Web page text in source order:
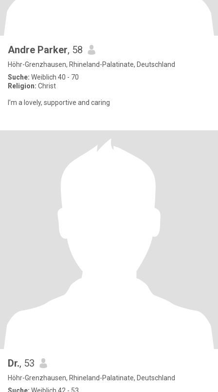
Andre Parker, 58
Höhr-Grenzhausen, Rhineland-Palatinate, Deutschland
Suche: Weiblich 40 - 70
Religion: Christ
I’m a lovely, supportive and caring
Dr., 53
Höhr-Grenzhausen, Rhineland-Palatinate, Deutschland